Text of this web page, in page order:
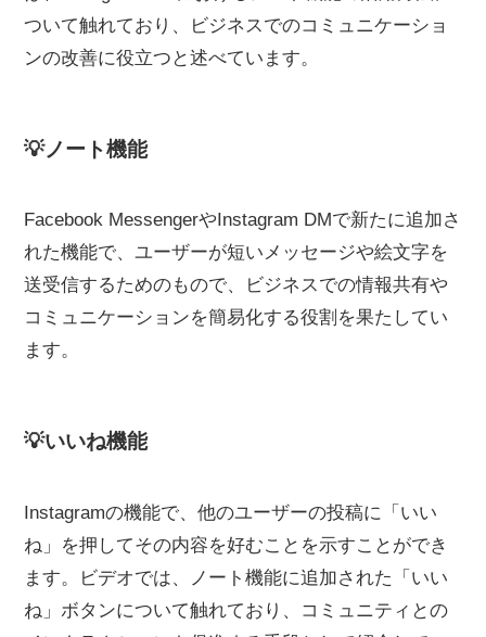
ついて触れており、ビジネスでのコミュニケーショ
ンの改善に役立つと述べています。
💡ノート機能
Facebook MessengerやInstagram DMで新たに追加さ
れた機能で、ユーザーが短いメッセージや絵文字を
送受信するためのもので、ビジネスでの情報共有や
コミュニケーションを簡易化する役割を果たしてい
ます。
💡いいね機能
Instagramの機能で、他のユーザーの投稿に「いい
ね」を押してその内容を好むことを示すことができ
ます。ビデオでは、ノート機能に追加された「いい
ね」ボタンについて触れており、コミュニティとの